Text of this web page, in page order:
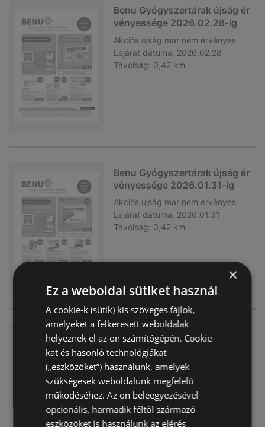
Benu Gyógyszertárak újság ér
vényessége 2026.02.28-ig
Akciós újság már nem érvényes
Lejárat dátuma: 2026.02.28
Távolság: 0,42 km
Benu Gyógyszertárak újság ér
vényessége 2026.01.31-ig
Akciós újság már nem érvényes
Lejárat dátuma: 2026.01.31
Távolság: 0,42 km
Benu Gyógyszertárak újság ér
vényessége 2025.12.31-ig
Akciós újság már nem érvényes
Lejárat dátuma: 2025.12.31
Távolság:
0,42 km
×
Ez a weboldal sütiket használ
A cookie-k (sütik) kis szöveges fájlok,
amelyeket a felkeresett weboldalak
helyeznek el az ön számítógépén. Cookie-
kat és hasonló technológiákat
(„eszközöket”) használunk, amelyek
szükségesek weboldalunk megfelelő
működéséhez. Az ön beleegyezésével
opcionális, harmadik féltől származó
eszközöket is használunk az elérés